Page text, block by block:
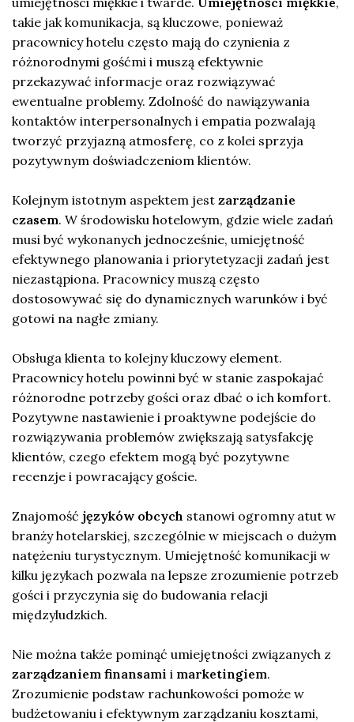
takie jak komunikacja, są kluczowe, ponieważ
pracownicy hotelu często mają do czynienia z
różnorodnymi gośćmi i muszą efektywnie
przekazywać informacje oraz rozwiązywać
ewentualne problemy. Zdolność do nawiązywania
kontaktów interpersonalnych i empatia pozwalają
tworzyć przyjazną atmosferę, co z kolei sprzyja
pozytywnym doświadczeniom klientów.
Kolejnym istotnym aspektem jest zarządzanie
czasem. W środowisku hotelowym, gdzie wiele zadań
musi być wykonanych jednocześnie, umiejętność
efektywnego planowania i priorytetyzacji zadań jest
niezastąpiona. Pracownicy muszą często
dostosowywać się do dynamicznych warunków i być
gotowi na nagłe zmiany.
Obsługa klienta to kolejny kluczowy element.
Pracownicy hotelu powinni być w stanie zaspokajać
różnorodne potrzeby gości oraz dbać o ich komfort.
Pozytywne nastawienie i proaktywne podejście do
rozwiązywania problemów zwiększają satysfakcję
klientów, czego efektem mogą być pozytywne
recenzje i powracający goście.
Znajomość języków obcych stanowi ogromny atut w
branży hotelarskiej, szczególnie w miejscach o dużym
natężeniu turystycznym. Umiejętność komunikacji w
kilku językach pozwala na lepsze zrozumienie potrzeb
gości i przyczynia się do budowania relacji
międzyludzkich.
Nie można także pominąć umiejętności związanych z
zarządzaniem finansami i marketingiem.
Zrozumienie podstaw rachunkowości pomoże w
budżetowaniu i efektywnym zarządzaniu kosztami,